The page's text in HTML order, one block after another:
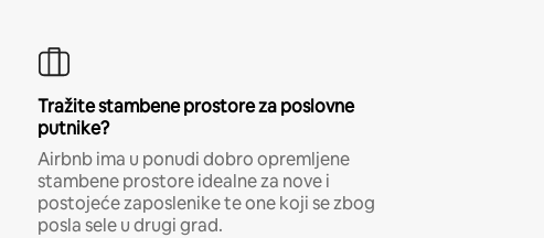
Tražite stambene prostore za poslovne
putnike?
Airbnb ima u ponudi dobro opremljene
stambene prostore idealne za nove i
postojeće zaposlenike te one koji se zbog
posla sele u drugi grad.